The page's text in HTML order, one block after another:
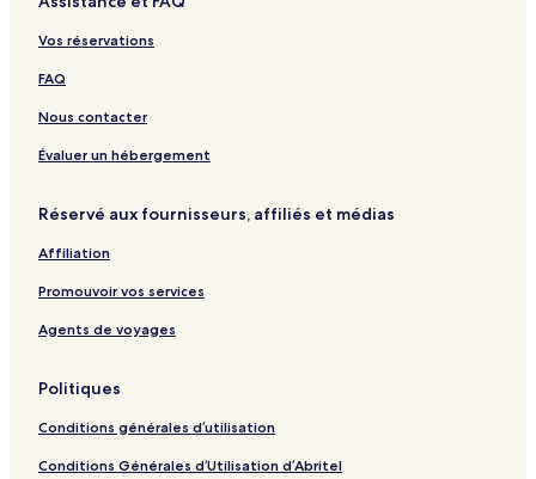
r
d
l
t
t
e
l
e
n
t
a
H
i
a
y
s
8
3
a
a
o
s
o
r
Vos réservations
FAQ
Nous contacter
Évaluer un hébergement
Réservé aux fournisseurs, affiliés et médias
Affiliation
Promouvoir vos services
Agents de voyages
Politiques
Conditions générales d’utilisation
Conditions Générales d’Utilisation d’Abritel